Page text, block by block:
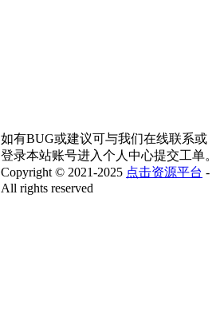
如有BUG或建议可与我们在线联系或
登录本站账号进入个人中心提交工单。
Copyright © 2021-2025 点击资源平台 -
All rights reserved